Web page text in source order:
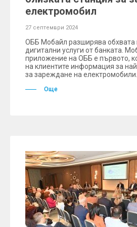
електромобил
27 септември 2024
ОББ Мобайл разширява обхвата
дигитални услуги от банката.
приложение на ОББ е първото,
на клиентите информация за
за зареждане на електромобили.
Още